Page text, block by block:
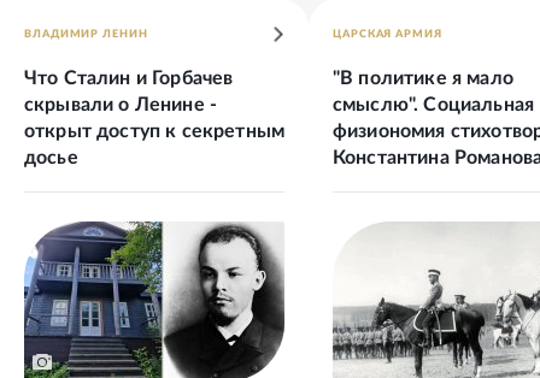
ВЛАДИМИР ЛЕНИН
Что Сталин и Горбачев
скрывали о Ленине -
открыт доступ к секретным
досье
ЦАРСКАЯ АРМИЯ
"В политике я мало
смыслю". Социальная
физиономия
Константина